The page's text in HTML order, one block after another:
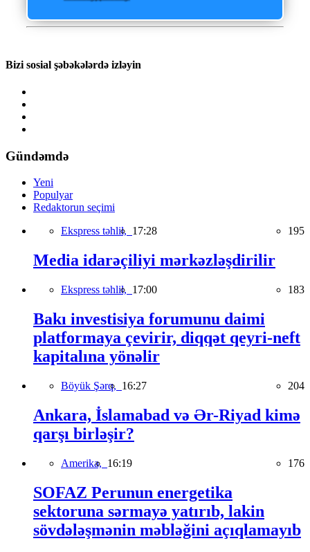
Bizi sosial şəbəkələrdə izləyin
Gündəmdə
Yeni
Populyar
Redaktorun seçimi
Ekspress təhlil, 17:28 195
Media idarəçiliyi mərkəzləşdirilir
Ekspress təhlil, 17:00 183
Bakı investisiya forumunu daimi
platformaya çevirir, diqqət qeyri-neft
kapitalına yönəlir
Böyük Şərq, 16:27 204
Ankara, İslamabad və Ər-Riyad kimə
qarşı birləşir?
Amerika, 16:19 176
SOFAZ Perunun energetika
sektoruna sərmayə yatırıb, lakin
sövdələşmənin məbləğini açıqlamayıb